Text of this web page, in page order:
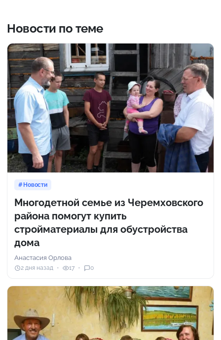
Новости по теме
Новости
Многодетной семье из Черемховского
района помогут купить
стройматериалы для обустройства
дома
Анастасия Орлова
2 дня назад 17 0